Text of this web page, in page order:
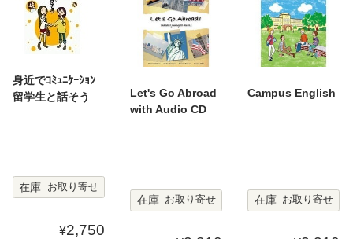
身近でｺﾐｭﾆｹｰｼｮﾝ
留学生と話そう
在庫 お取り寄せ
¥2,750
Let's Go Abroad
with Audio CD
在庫 お取り寄せ
Campus English
在庫 お取り寄せ